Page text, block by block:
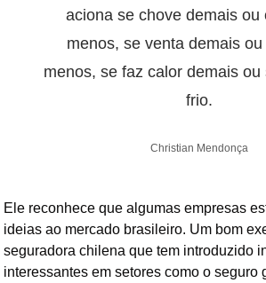
aciona se chove demais ou
menos, se venta demais
menos, se faz calor demais ou
frio.
Christian Mendonça
Ele reconhece que algumas empresas
ideias ao mercado brasileiro. Um bom
seguradora chilena que tem introduzido
interessantes em setores como o seguro